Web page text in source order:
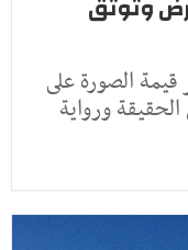
قيمة الصورة على
ورواية